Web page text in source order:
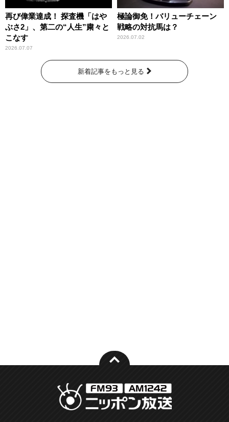
再び偉業達成！ 探査機「はや
ぶさ2」、第二の“人生”粛々と
こなす
2026.07.07
極論御免！バリューチェーン
戦略の対抗馬は？
2026.07.02
新着記事をもっと見る